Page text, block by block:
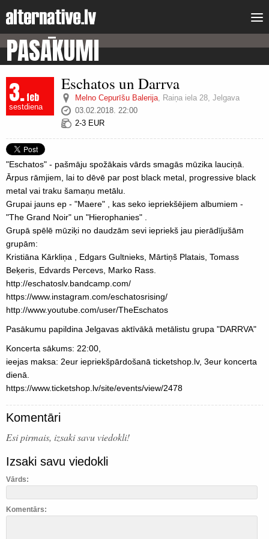
PASĀKUMI
3.feb
sestdiena
Eschatos un Darrva
Melno Cepurīšu Balerija, Raiņa iela 28, Jelgava
03.02.2018. 22:00
2-3 EUR
"Eschatos" - pašmāju spožākais vārds smagās mūzika lauciņā.
Ārpus rāmjiem, lai to dēvē par post black metal, progressive black
metal vai traku šamaņu metālu.
Grupai jauns ep - "Maere" , kas seko iepriekšējiem albumiem -
"The Grand Noir" un "Hierophanies" .
Grupā spēlē mūziķi no daudzām sevi iepriekš jau pierādījušām
grupām:
Kristiāna Kārkliņa , Edgars Gultnieks, Mārtiņš Platais, Tomass
Beķeris, Edvards Percevs, Marko Rass.
http://eschatoslv.bandcamp.com/
https://www.instagram.com/eschatosrising/
http://www.youtube.com/user/TheEschatos
Pasākumu papildina Jelgavas aktīvākā metālistu grupa "DARRVA"
Koncerta sākums: 22:00,
ieejas maksa: 2eur iepriekšpārdošanā ticketshop.lv, 3eur koncerta
dienā.
https://www.ticketshop.lv/site/events/view/2478
Komentāri
Esi pirmais, izsaki savu viedokli!
Izsaki savu viedokli
Vārds:
Komentārs: